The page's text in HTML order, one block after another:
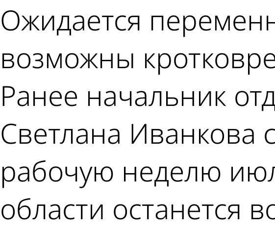
Ожидается
возможны
Ранее начальник
Светлана Иванкова
рабочую неделю
области останется